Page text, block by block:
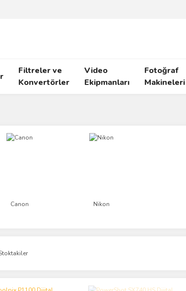
Filtreler ve
Konvertörler
Video
Ekipmanları
Fotoğraf
Makineleri
Canon Nikon